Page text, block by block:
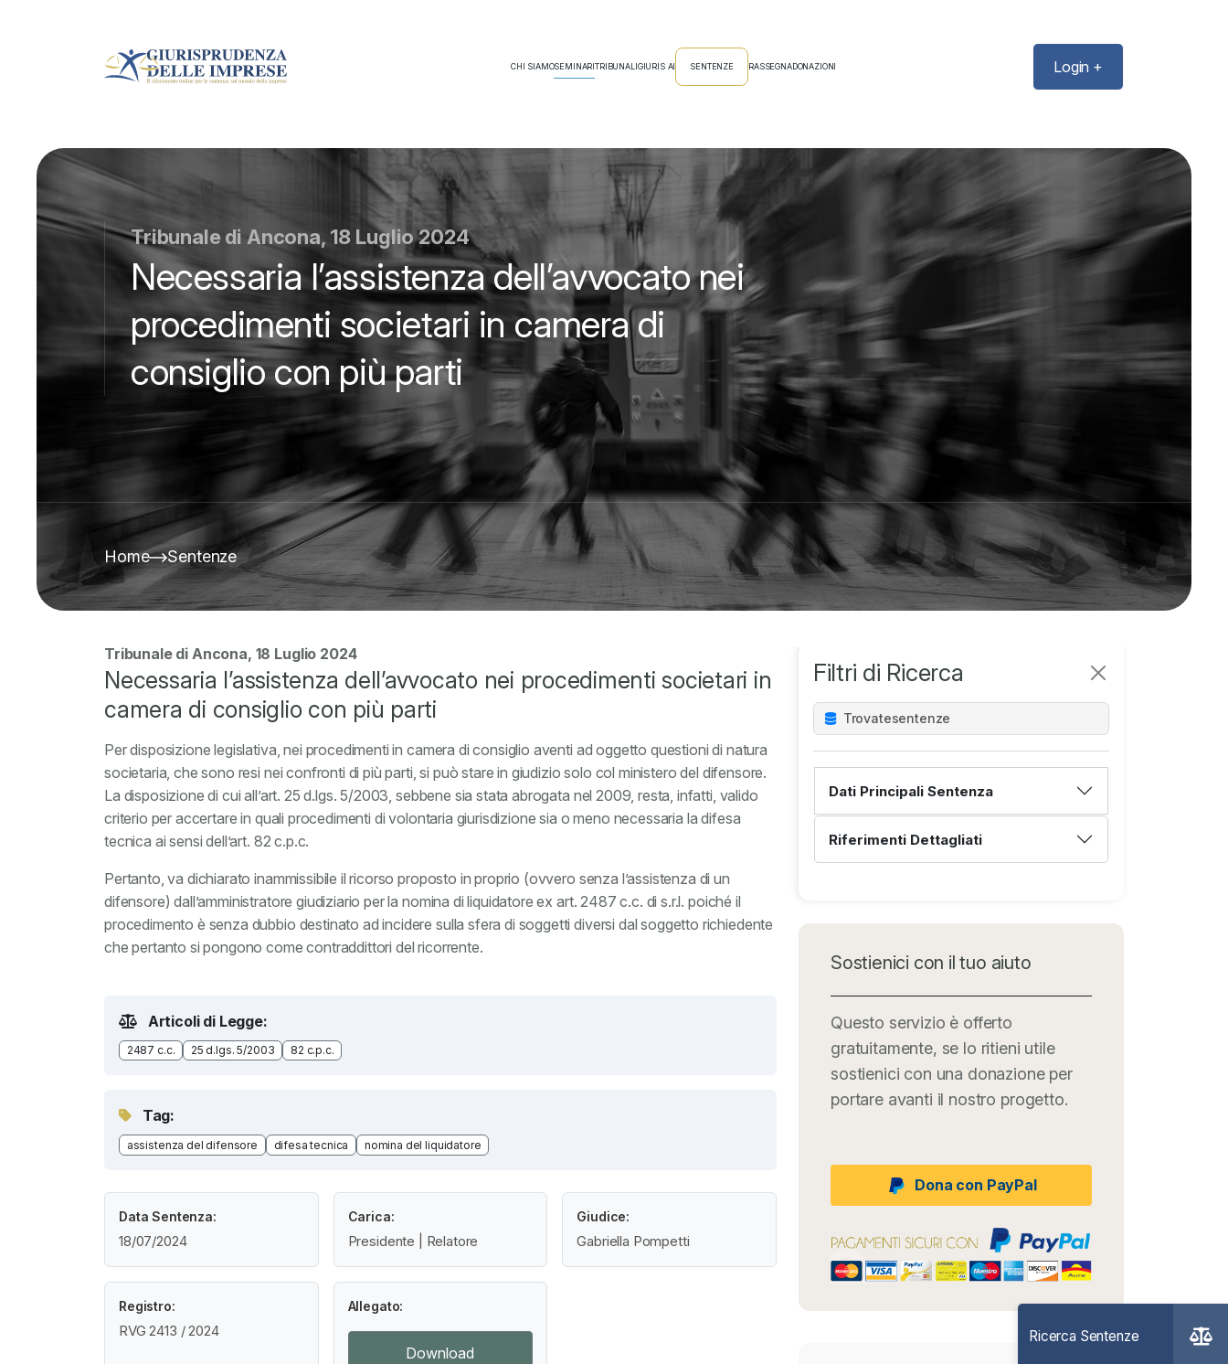
CHI SIAMOSEMINARITRIBUNALIGIURIS AI SENTENZE RASSEGNADONAZIONI Login +
Tribunale di Ancona, 18 Luglio 2024
Necessaria l’assistenza dell’avvocato nei
procedimenti societari in camera di
consiglio con più parti
Home Sentenze
Tribunale di Ancona, 18 Luglio 2024
Necessaria l’assistenza dell’avvocato nei procedimenti societari in
camera di consiglio con più parti
Per disposizione legislativa, nei procedimenti in camera di consiglio aventi ad oggetto questioni di natura
societaria, che sono resi nei confronti di più parti, si può stare in giudizio solo col ministero del difensore.
La disposizione di cui all’art. 25 d.lgs. 5/2003, sebbene sia stata abrogata nel 2009, resta, infatti, valido
criterio per accertare in quali procedimenti di volontaria giurisdizione sia o meno necessaria la difesa
tecnica ai sensi dell’art. 82 c.p.c.
Pertanto, va dichiarato inammissibile il ricorso proposto in proprio (ovvero senza l’assistenza di un
difensore) dall’amministratore giudiziario per la nomina di liquidatore ex art. 2487 c.c. di s.r.l. poiché il
procedimento è senza dubbio destinato ad incidere sulla sfera di soggetti diversi dal soggetto richiedente
che pertanto si pongono come contraddittori del ricorrente.
Articoli di Legge:
2487 c.c. 25 d.lgs. 5/2003 82 c.p.c.
Tag:
assistenza del difensore difesa tecnica nomina del liquidatore
Data Sentenza:
18/07/2024
Carica:
Presidente | Relatore
Giudice:
Gabriella Pompetti
Registro:
RVG 2413 / 2024
Allegato:
Download
Filtri di Ricerca
Trovatesentenze
Dati Principali Sentenza
Riferimenti Dettagliati
Sostienici con il tuo aiuto
Questo servizio è offerto
gratuitamente, se lo ritieni utile
sostienici con una donazione per
portare avanti il nostro progetto.
Dona con PayPal